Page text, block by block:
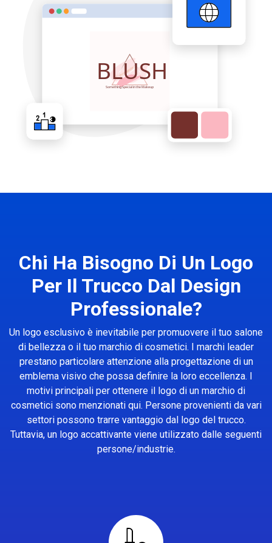
Chi Ha Bisogno Di Un Logo
Per Il Trucco Dal Design
Professionale?
Un logo esclusivo è inevitabile per promuovere il tuo salone
di bellezza o il tuo marchio di cosmetici. I marchi leader
prestano particolare attenzione alla progettazione di un
emblema visivo che possa definire la loro eccellenza. I
motivi principali per ottenere il logo di un marchio di
cosmetici sono menzionati qui. Persone provenienti da vari
settori possono trarre vantaggio dal logo del trucco.
Tuttavia, un logo accattivante viene utilizzato dalle seguenti
persone/industrie.